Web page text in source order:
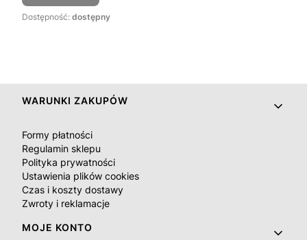
Dostępność: dostępny
Linki w stopce
WARUNKI ZAKUPÓW
Formy płatności
Regulamin sklepu
Polityka prywatności
Ustawienia plików cookies
Czas i koszty dostawy
Zwroty i reklamacje
MOJE KONTO